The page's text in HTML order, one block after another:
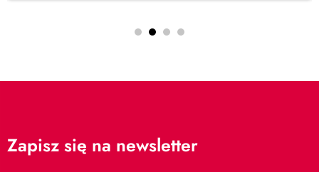
Zapisz się na newsletter